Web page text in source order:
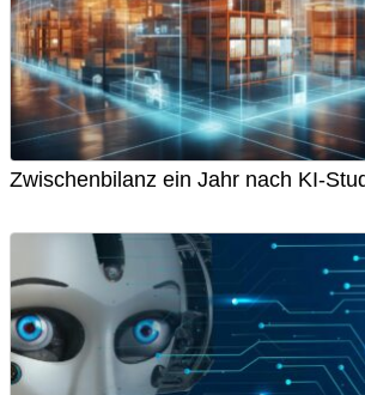
Zwischenbilanz ein Jahr nach KI-